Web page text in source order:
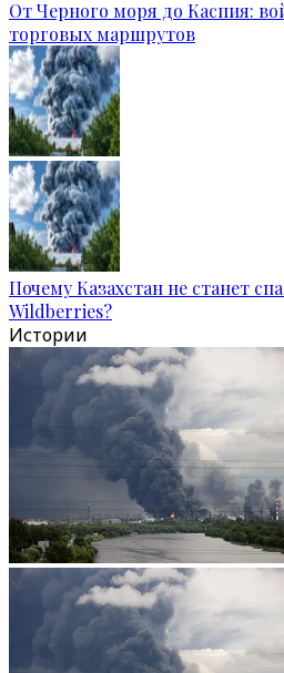
От Черного моря до Каспия:
торговых маршрутов
Почему Казахстан не станет
Wildberries?
Истории